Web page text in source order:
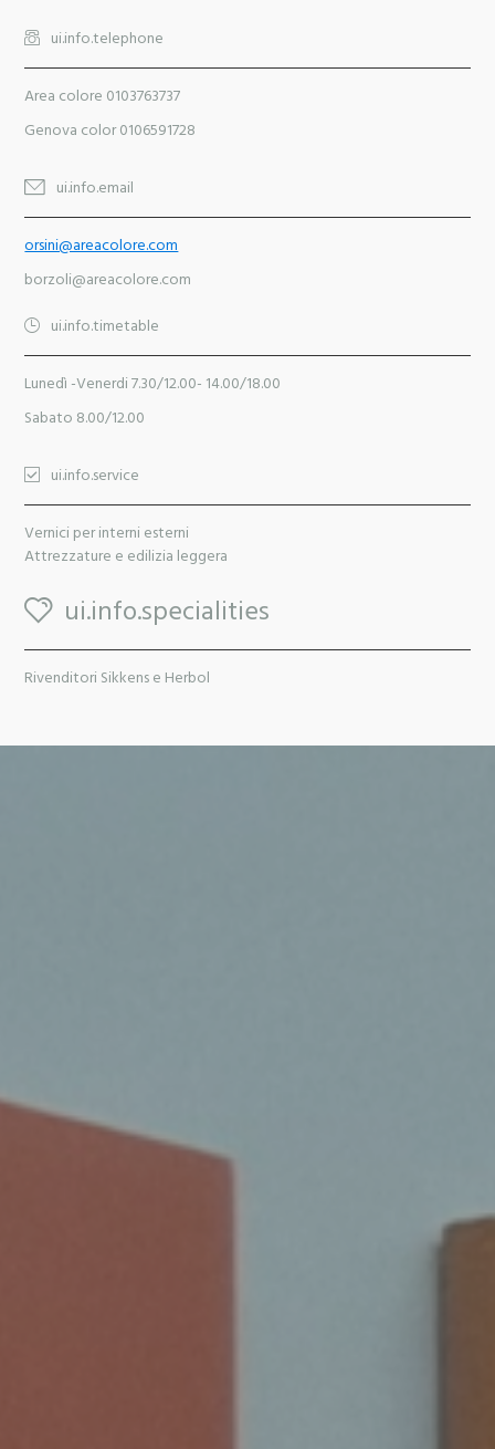
ui.info.telephone
Area colore 0103763737
Genova color 0106591728
ui.info.email
orsini@areacolore.com
borzoli@areacolore.com
ui.info.timetable
Lunedì -venerdi 7.30/12.00- 14.00/18.00
Sabato 8.00/12.00
ui.info.service
Vernici per interni esterni
Attrezzature e edilizia leggera
ui.info.specialities
Rivenditori Sikkens e Herbol